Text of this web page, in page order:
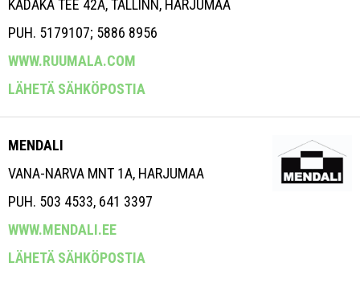
KADAKA TEE 42A, TALLINN, HARJUMAA
PUH. 5179107; 5886 8956
WWW.RUUMALA.COM
LÄHETÄ SÄHKÖPOSTIA
MENDALI
VANA-NARVA MNT 1A, HARJUMAA
PUH. 503 4533, 641 3397
WWW.MENDALI.EE
LÄHETÄ SÄHKÖPOSTIA